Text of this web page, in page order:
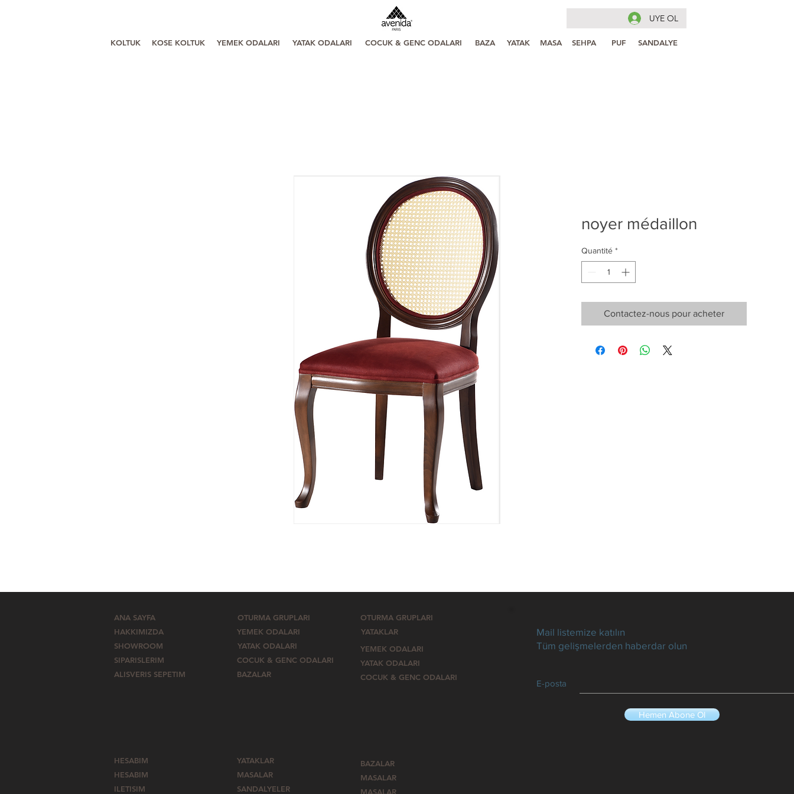
KOLTUK KOSE KOLTUK YEMEK ODALARI YATAK ODALARI COCUK & GENC ODALARI
UYE OL
BAZA YATAK MASA SEHPA PUF SANDALYE
noyer médaillon
Quantité *
Contactez-nous pour acheter
ANA SAYFA
HAKKIMIZDA
SHOWROOM
SIPARISLERIM
ALISVERIS SEPETIM
OTURMA GRUPLARI
YEMEK ODALARI
YATAK ODALARI
COCUK & GENC ODALARI
BAZALAR
OTURMA GRUPLARI
YATAKLAR
YEMEK ODALARI
YATAK ODALARI
COCUK & GENC ODALARI
HESABIM
HESABIM
ILETISIM
YATAKLAR
MASALAR
SANDALYELER
BAZALAR
MASALAR
MASALAR
Mail listemize katılın
Tüm gelişmelerden haberdar olun
E-posta
Hemen Abone Ol